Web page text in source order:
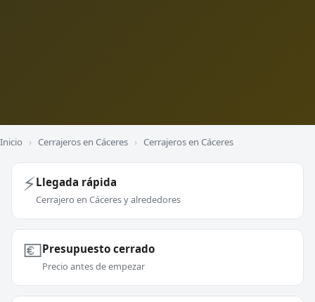
Inicio › Cerrajeros en Cáceres › Cerrajeros en Cáceres
⚡Llegada rápida
Cerrajero en Cáceres y alrededores
💶Presupuesto cerrado
Precio antes de empezar